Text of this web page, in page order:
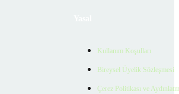
Kullanım Koşulları
Bireysel Üyelik Sözleşmesi
Çerez Politikası ve